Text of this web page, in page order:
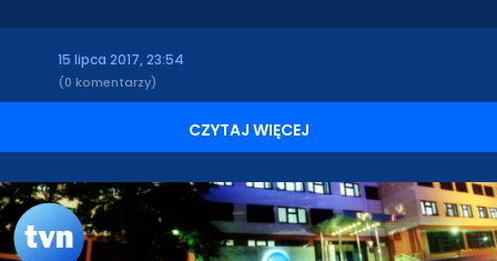
15 lipca 2017, 23:54
(0 komentarzy)
CZYTAJ WIĘCEJ